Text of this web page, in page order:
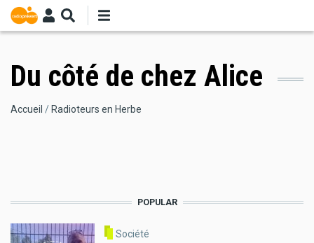
Aller
au
contenu
Du côté de chez Alice
Fil
Accueil Radioteurs en Herbe
POPULAR
Société